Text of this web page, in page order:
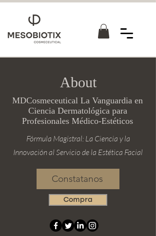
About
MDCosmeceutical La Vanguardia en
Ciencia Dermatológica para
Profesionales Médico-Estéticos
Fórmula Magistral: La Ciencia y la
Innovación al Servicio de la Estética Facial
Constatanos
Compra